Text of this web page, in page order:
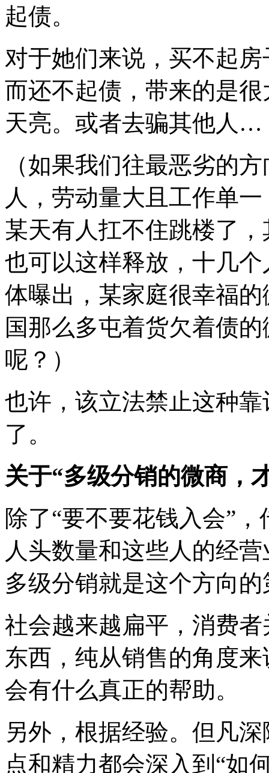
起债。
对于她们来说，买不起
而还不起债，带来的是
天亮。或者去骗其他人…
（如果我们往最恶劣的
人，劳动量大且工作单
某天有人扛不住跳楼了
也可以这样释放，十几
体曝出，某家庭很幸福
国那么多屯着货欠着债
呢？）
也许，该立法禁止这种
了。
关于“多级分销的微商，
除了“要不要花钱入会”
人头数量和这些人的经
多级分销就是这个方向
社会越来越扁平，消费
东西，纯从销售的角度
会有什么真正的帮助。
另外，根据经验。但凡
点和精力都会深入到“如